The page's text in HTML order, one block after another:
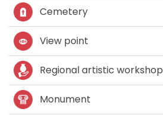
Cemetery
View point
Regional artistic workshop
Monument